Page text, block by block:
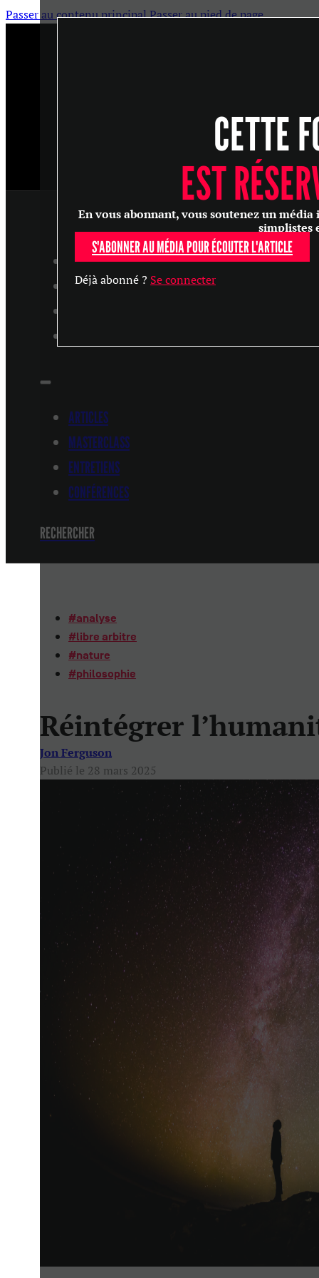
Passer au contenu principalPasser au pied de page
ARTICLES
MASTERCLASS
ARTICLES
MASTERCLASS
ENTRETIENS
CONFÉRENCES
RECHERCHER
#analyse
#libre arbitre
#nature
#philosophie
Réintégrer
Jon Ferguson
Publié le 28 mars 2025
CETTE
EST
En vous abonnant, vous soutenez un
simplistes
S'ABONNER AU MÉDIA POUR ÉCOUTER L'ARTICLE
Déjà abonné ? Se connecter